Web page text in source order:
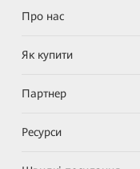
Про нас
Як купити
Партнер
Ресурси